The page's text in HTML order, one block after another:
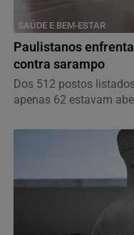
SAÚDE E BEM-ESTAR
Paulistanos
contra sarampo
Dos 512 postos
apenas 62 estavam